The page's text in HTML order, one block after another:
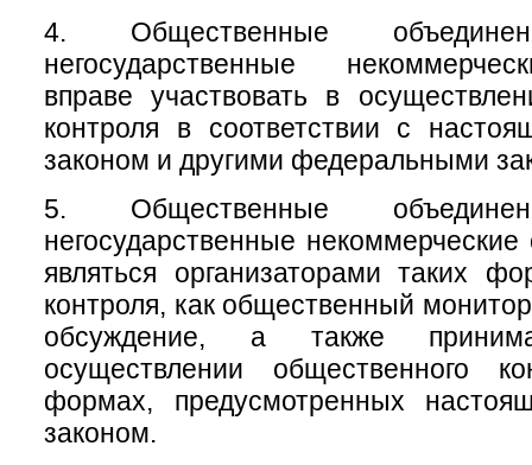
4. Общественные
негосударственные
вправе участвовать в
контроля в соответствии с
законом и другими федеральными
5. Общественные
негосударственные некоммерческие
являться организаторами таких
контроля, как общественный
обсуждение, а также
осуществлении общественного
формах, предусмотренных
законом.